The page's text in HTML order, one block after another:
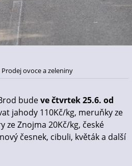
Prodej ovoce a zeleniny
budeve čtvrtek 25.6. od
jahody 110Kč/kg, meruňky ze
ze Znojma 20Kč/kg, české
česnek, cibuli, květák a další